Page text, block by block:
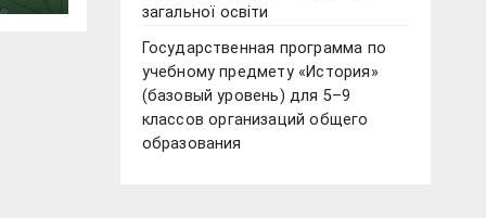
загальної освіти
Государственная программа по
учебному предмету «История»
(базовый уровень) для 5–9
классов организаций общего
образования